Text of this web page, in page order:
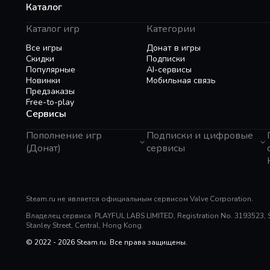
Каталог
Каталог игр
Все игры
Скидки
Популярные
Новинки
Предзаказы
Free-to-play
Категории
Донат в игры
Подписки
AI-сервисы
Мобильная связь
Сервисы
Пополнение игр
(Донат)
Genshin Impact
Super SUS
PUBG Mobile
Free Fire
Whiteout Survival
Подписки и цифровые
сервисы
Telegram Премиум
Rewarble
Razer Gold
Poppo Live
Steam.ru не является официальным сервисом Valve Corporation.
Владелец сервиса: PLAYFUL LABS LIMITED, Registration No.
Stanley Street, Central, Hong Kong.
© 2022 - 2026 Steam.ru. Все права защищены.